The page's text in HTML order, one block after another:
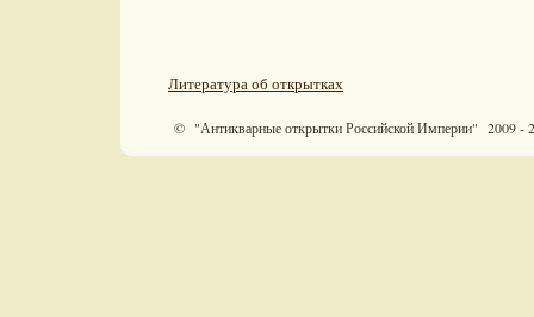
Литература об открытках
© "Антикварные открытки Российской Империи" 2009 -